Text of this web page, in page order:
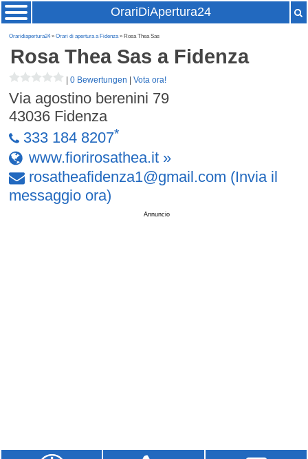
OrariDiApertura24
Oraridiapertura24»Orari di apertura a Fidenza» Rosa Thea Sas
Rosa Thea Sas a Fidenza
|0 Bewertungen |Vota ora!
Via agostino berenini 79
43036 Fidenza
333 184 8207*
www.fiorirosathea.it »
rosatheafidenza1@gmail .com (Invia il
messaggio ora)
Annuncio